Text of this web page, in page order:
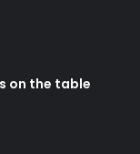
on the table